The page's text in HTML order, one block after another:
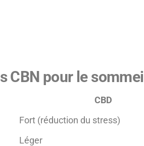
CBN pour le sommeil
CBD
Fort (réduction du stress)
Léger